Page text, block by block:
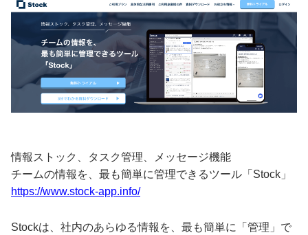
情報ストック、タスク管理、メッセージ機能
チームの情報を、最も簡単に管理できるツール「Stock」
https://www.stock-app.info/
Stockは、社内のあらゆる情報を、最も簡単に「管理」で